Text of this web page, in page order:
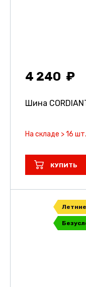
4 240
Шина
На складе > 16 шт.
КУПИТЬ
Летние